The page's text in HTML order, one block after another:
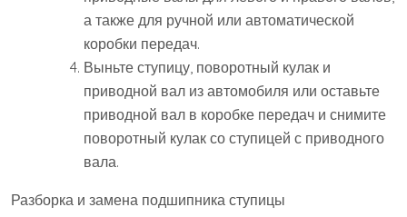
а также для ручной или автоматической
коробки передач.
Выньте ступицу, поворотный кулак и
приводной вал из автомобиля или оставьте
приводной вал в коробке передач и снимите
поворотный кулак со ступицей с приводного
вала.
Разборка и замена подшипника ступицы